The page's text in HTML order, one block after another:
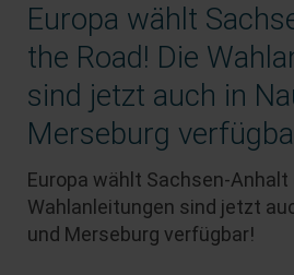
Europa wählt
the Road! Die
sind jetzt auch in
Merseburg
Europa wählt Sachsen-Anhalt
Wahlanleitungen sind jetzt
und Merseburg verfügbar!